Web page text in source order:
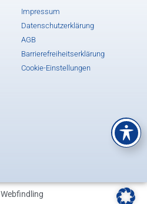
Impressum
Datenschutzerklärung
AGB
Barrierefreiheitserklärung
Cookie-Einstellungen
Webfindling